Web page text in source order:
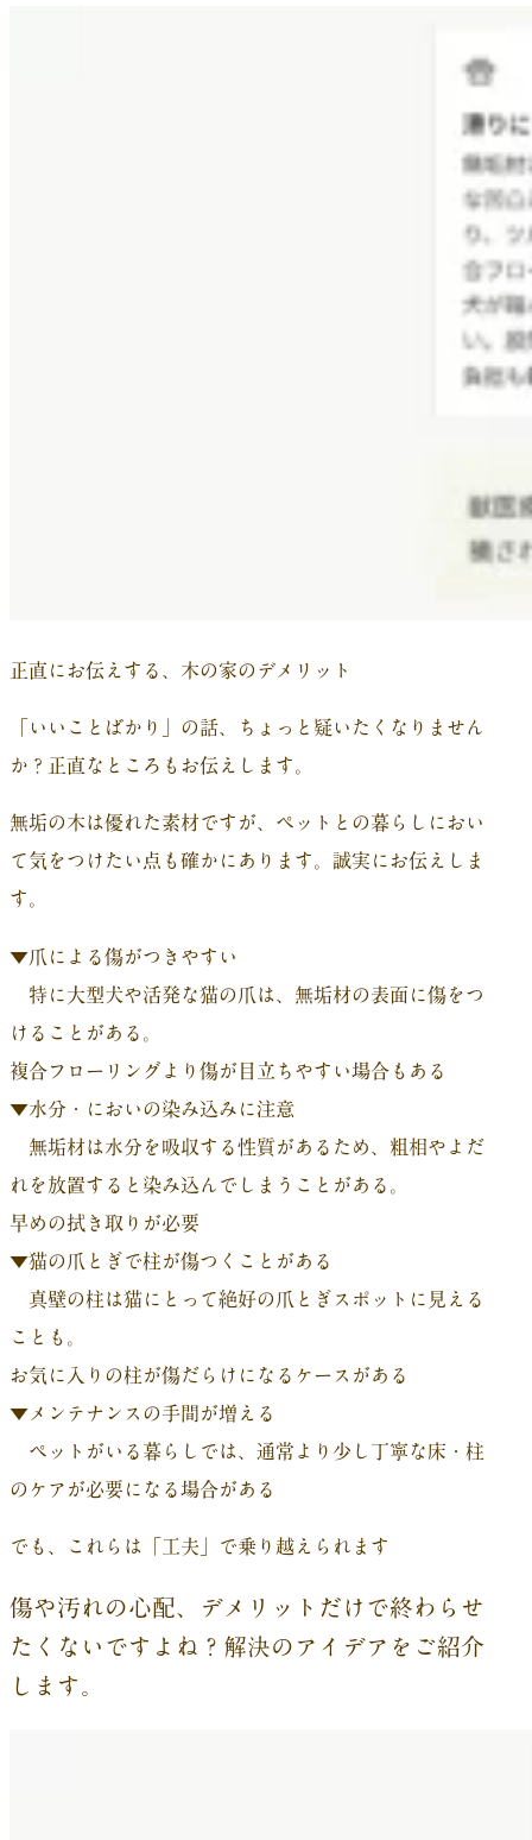
正直にお伝えする、木の家のデメリット
「いいことばかり」の話、ちょっと疑いたくなりません
か？正直なところもお伝えします。
無垢の木は優れた素材ですが、ペットとの暮らしにおい
て気をつけたい点も確かにあります。誠実にお伝えしま
す。
▼爪による傷がつきやすい
特に大型犬や活発な猫の爪は、無垢材の表面に傷をつ
けることがある。
複合フローリングより傷が目立ちやすい場合もある
▼水分・においの染み込みに注意
無垢材は水分を吸収する性質があるため、粗相やよだ
れを放置すると染み込んでしまうことがある。
早めの拭き取りが必要
▼猫の爪とぎで柱が傷つくことがある
真壁の柱は猫にとって絶好の爪とぎスポットに見える
ことも。
お気に入りの柱が傷だらけになるケースがある
▼メンテナンスの手間が増える
ペットがいる暮らしでは、通常より少し丁寧な床・柱
のケアが必要になる場合がある
でも、これらは「工夫」で乗り越えられます
傷や汚れの心配、デメリットだけで終わらせ
たくないですよね？解決のアイデアをご紹介
します。